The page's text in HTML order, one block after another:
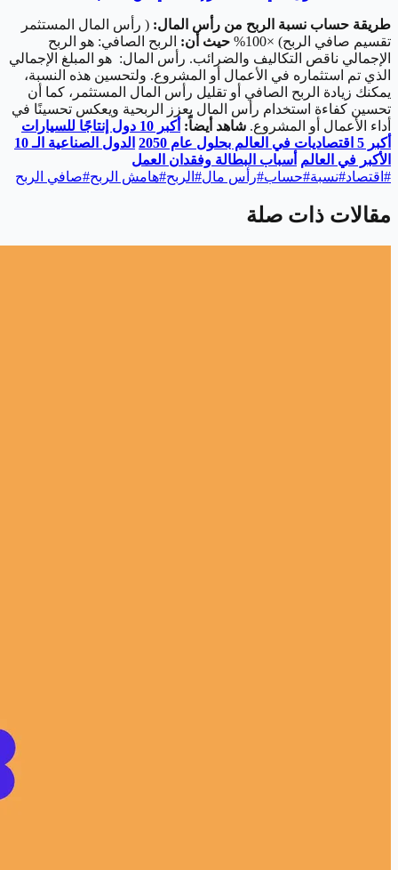
طريقة حساب نسبة الربح من رأس المال: ( رأس المال المستثمر
تقسيم صافي الربح) ×100%
حيث أن: الربح الصافي: هو الربح
الإجمالي ناقص التكاليف والضرائب. رأس المال: هو المبلغ الإجمالي
الذي تم استثماره في الأعمال أو المشروع. ولتحسين هذه النسبة،
يمكنك زيادة الربح الصافي أو تقليل رأس المال المستثمر، كما أن
تحسين كفاءة استخدام رأس المال يعزز الربحية ويعكس تحسينًا في
أداء الأعمال أو المشروع. شاهد أيضاً: أكبر 10 دول إنتاجًا للسيارات
أكبر 5 اقتصاديات في العالم بحلول عام 2050
الدول الصناعية الـ 10
الأكبر في العالم أسباب البطالة وفقدان العمل
# اقتصاد#نسبة#حساب#رأس مال# الربح#هامش الربح#صافي الربح
مقالات ذات صلة